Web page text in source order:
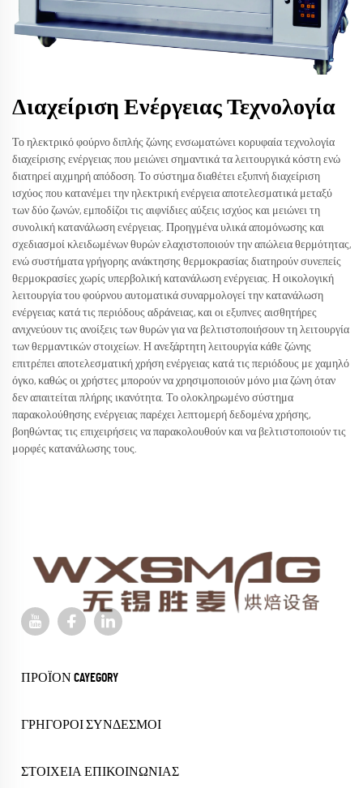
Διαχείριση Ενέργειας Τεχνολογία
Το ηλεκτρικό φούρνο διπλής ζώνης ενσωματώνει κορυφαία τεχνολογία
διαχείρισης ενέργειας που μειώνει σημαντικά τα λειτουργικά κόστη ενώ
διατηρεί αιχμηρή απόδοση. Το σύστημα διαθέτει εξυπνή διαχείριση
ισχύος που κατανέμει την ηλεκτρική ενέργεια αποτελεσματικά μεταξύ
των δύο ζωνών, εμποδίζοι τις αιφνίδιες αύξεις ισχύος και μειώνει τη
συνολική κατανάλωση ενέργειας. Προηγμένα υλικά απομόνωσης και
σχεδιασμοί κλειδωμένων θυρών ελαχιστοποιούν την απώλεια θερμότητας,
ενώ συστήματα γρήγορης ανάκτησης θερμοκρασίας διατηρούν συνεπείς
θερμοκρασίες χωρίς υπερβολική κατανάλωση ενέργειας. Η οικολογική
λειτουργία του φούρνου αυτοματικά συναρμολογεί την κατανάλωση
ενέργειας κατά τις περιόδους αδράνειας, και οι εξυπνες αισθητήρες
ανιχνεύουν τις ανοίξεις των θυρών για να βελτιστοποιήσουν τη λειτουργία
των θερμαντικών στοιχείων. Η ανεξάρτητη λειτουργία κάθε ζώνης
επιτρέπει αποτελεσματική χρήση ενέργειας κατά τις περιόδους με χαμηλό
όγκο, καθώς οι χρήστες μπορούν να χρησιμοποιούν μόνο μια ζώνη όταν
δεν απαιτείται πλήρης ικανότητα. Το ολοκληρωμένο σύστημα
παρακολούθησης ενέργειας παρέχει λεπτομερή δεδομένα χρήσης,
βοηθώντας τις επιχειρήσεις να παρακολουθούν και να βελτιστοποιούν τις
μορφές κατανάλωσης τους.
ΠΡΟΪΌΝ CAYEGORY
ΓΡΉΓΟΡΟΙ ΣΎΝΔΕΣΜΟΙ
ΣΤΟΙΧΕΊΑ ΕΠΙΚΟΙΝΩΝΊΑΣ